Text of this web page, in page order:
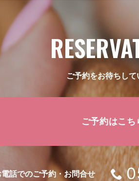
ご予約をお待ちして
ご予約はこち
電話でのご予約・お問合せ